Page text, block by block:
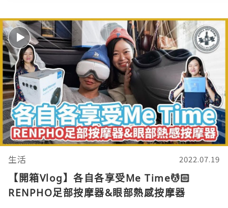
生活 2022.07.19
【開箱Vlog】各自各享受Me Time💆🏻
RENPHO足部按摩器&眼部熱感按摩器